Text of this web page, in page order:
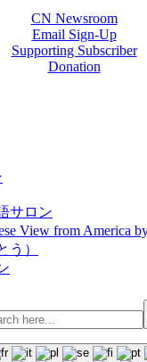
CN Newsroom
Email Sign-Up
Supporting Subscriber
Donation
サロン
View from America
う）